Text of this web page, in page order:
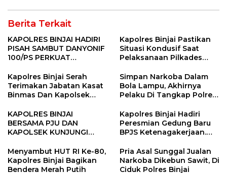
Berita Terkait
KAPOLRES BINJAI HADIRI
PISAH SAMBUT DANYONIF
100/PS PERKUAT
Kapolres Binjai Pastikan
Situasi Kondusif Saat
Pelaksanaan Pilkades
Kapolres Binjai Serah
Terimakan Jabatan Kasat
Binmas Dan Kapolsek
Simpan Narkoba Dalam
Bola Lampu, Akhirnya
Pelaku Di Tangkap Polres
KAPOLRES BINJAI
BERSAMA PJU DAN
KAPOLSEK KUNJUNGI
BINJAI
Kapolres Binjai Hadiri
Peresmian Gedung Baru
BPJS Ketenagakerjaan.
Menyeluruh bagi Pekerja”
Menyambut HUT RI Ke-80,
Kapolres Binjai Bagikan
Bendera Merah Putih
Pria Asal Sunggal Jualan
Narkoba Dikebun Sawit, Di
Ciduk Polres Binjai